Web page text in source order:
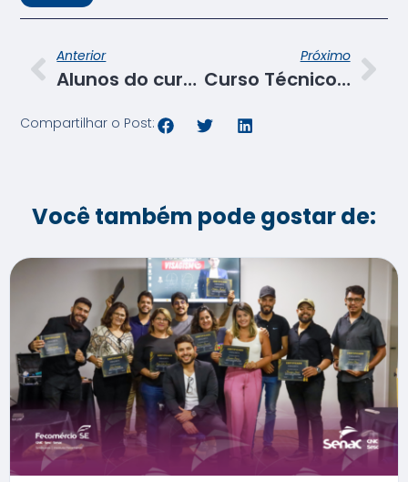
Anterior
Alunos do curso de Estilista do Senac lançam coleções autorais inspiradas na sustentabilidade
Próximo
Curso Técnico em Modelagem prepara alunos para elaboração de peças com foco no mercado da Moda
Compartilhar o Post:
Você também pode gostar de: